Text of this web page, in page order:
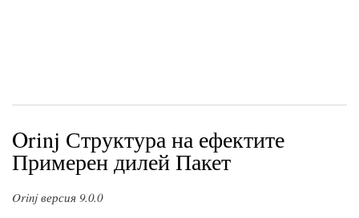
Orinj Структура на ефектите
Примерен дилей Пакет
Orinj версия 9.0.0